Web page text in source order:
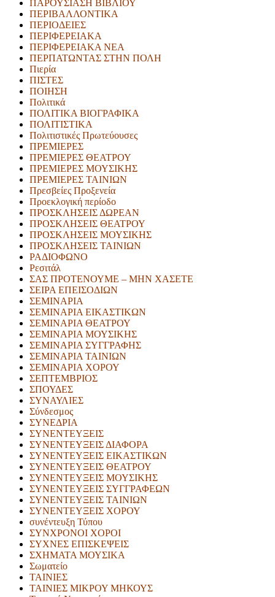
ΠΑΡΟΥΣΙΑΣΗ ΒΙΒΛΙΟΥ
ΠΕΡΙΒΑΛΛΟΝΤΙΚΑ
ΠΕΡΙΟΔΕΙΕΣ
ΠΕΡΙΦΕΡΕΙΑΚΑ
ΠΕΡΙΦΕΡΕΙΑΚΑ ΝΕΑ
ΠΕΡΠΑΤΩΝΤΑΣ ΣΤΗΝ ΠΟΛΗ
Πιερία
ΠΙΣΤΕΣ
ΠΟΙΗΣΗ
Πολιτικά
ΠΟΛΙΤΙΚΑ ΒΙΟΓΡΑΦΙΚΑ
ΠΟΛΙΤΙΣΤΙΚΑ
Πολιτιστικές Πρωτεύουσες
ΠΡΕΜΙΕΡΕΣ
ΠΡΕΜΙΕΡΕΣ ΘΕΑΤΡΟΥ
ΠΡΕΜΙΕΡΕΣ ΜΟΥΣΙΚΗΣ
ΠΡΕΜΙΕΡΕΣ ΤΑΙΝΙΩΝ
Πρεσβείες Προξενεία
Προεκλογική περίοδο
ΠΡΟΣΚΛΗΣΕΙΣ ΔΩΡΕΑΝ
ΠΡΟΣΚΛΗΣΕΙΣ ΘΕΑΤΡΟΥ
ΠΡΟΣΚΛΗΣΕΙΣ ΜΟΥΣΙΚΗΣ
ΠΡΟΣΚΛΗΣΕΙΣ ΤΑΙΝΙΩΝ
ΡΑΔΙΟΦΩΝΟ
Ρεσιτάλ
ΣΑΣ ΠΡΟΤΕΝΟΥΜΕ – ΜΗΝ ΧΑΣΕΤΕ
ΣΕΙΡΑ ΕΠΕΙΣΟΔΙΩΝ
ΣΕΜΙΝΑΡΙΑ
ΣΕΜΙΝΑΡΙΑ ΕΙΚΑΣΤΙΚΩΝ
ΣΕΜΙΝΑΡΙΑ ΘΕΑΤΡΟΥ
ΣΕΜΙΝΑΡΙΑ ΜΟΥΣΙΚΗΣ
ΣΕΜΙΝΑΡΙΑ ΣΥΓΓΡΑΦΗΣ
ΣΕΜΙΝΑΡΙΑ ΤΑΙΝΙΩΝ
ΣΕΜΙΝΑΡΙΑ ΧΟΡΟΥ
ΣΕΠΤΕΜΒΡΙΟΣ
ΣΠΟΥΔΕΣ
ΣΥΝΑΥΛΙΕΣ
Σύνδεσμος
ΣΥΝΕΔΡΙΑ
ΣΥΝΕΝΤΕΥΞΕΙΣ
ΣΥΝΕΝΤΕΥΞΕΙΣ ΔΙΑΦΟΡΑ
ΣΥΝΕΝΤΕΥΞΕΙΣ ΕΙΚΑΣΤΙΚΩΝ
ΣΥΝΕΝΤΕΥΞΕΙΣ ΘΕΑΤΡΟΥ
ΣΥΝΕΝΤΕΥΞΕΙΣ ΜΟΥΣΙΚΗΣ
ΣΥΝΕΝΤΕΥΞΕΙΣ ΣΥΓΓΡΑΦΕΩΝ
ΣΥΝΕΝΤΕΥΞΕΙΣ ΤΑΙΝΙΩΝ
ΣΥΝΕΝΤΕΥΞΕΙΣ ΧΟΡΟΥ
συνέντευξη Τύπου
ΣΥΝΧΡΟΝΟΙ ΧΟΡΟΙ
ΣΥΧΝΕΣ ΕΠΙΣΚΕΨΕΙΣ
ΣΧΗΜΑΤΑ ΜΟΥΣΙΚΑ
Σωματείο
ΤΑΙΝΙΕΣ
ΤΑΙΝΙΕΣ ΜΙΚΡΟΥ ΜΗΚΟΥΣ